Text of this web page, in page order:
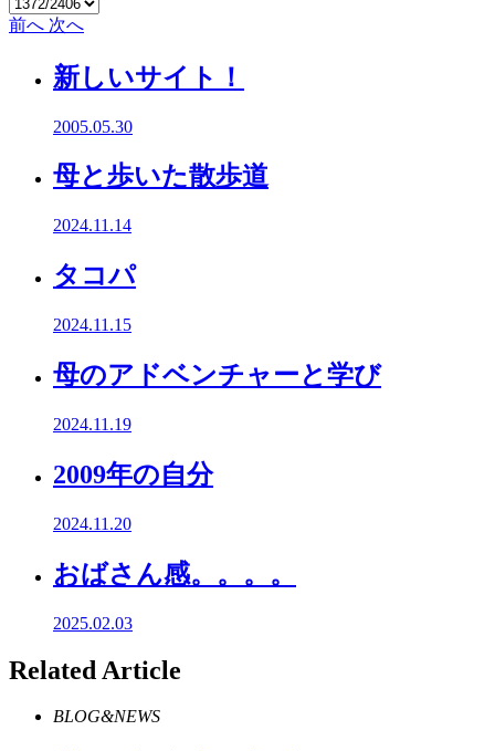
前へ 次へ
新しいサイト！
2005.05.30
母と歩いた散歩道
2024.11.14
タコパ
2024.11.15
母のアドベンチャーと学び
2024.11.19
2009年の自分
2024.11.20
おばさん感。。。。
2025.02.03
Related Article
BLOG&NEWS